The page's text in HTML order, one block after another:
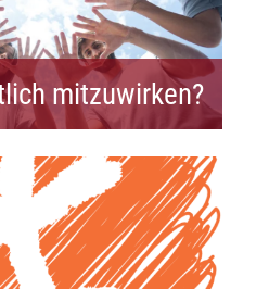
mitzuwirken?